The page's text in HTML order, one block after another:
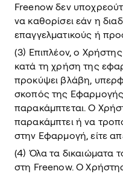
Freenow δεν
να καθορίσει εάν η
επαγγελματικούς ή
(3) Επιπλέον, ο
κατά τη χρήση της
προκύψει βλάβη,
σκοπός της Εφαρμογής
παρακάμπτεται. Ο
παρακάμπτει ή να
στην Εφαρμογή, είτε
(4) Όλα τα δικαιώματα
στη Freenow. Ο